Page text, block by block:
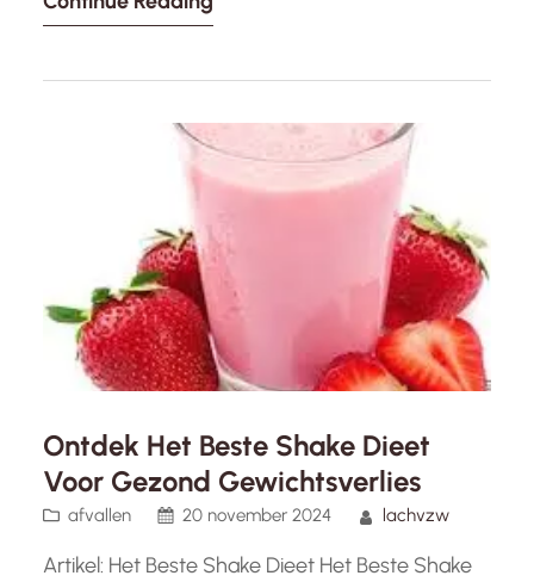
afvalshakes. Maar hoe effectief zijn deze shakes
maaltijdvervangers in…
Ontdek Het Beste Shake Dieet
Voor Gezond Gewichtsverlies
afvallen 20 november 2024 lachvzw
Artikel: Het Beste Shake Dieet Het Beste Shake